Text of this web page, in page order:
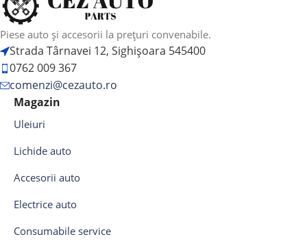
Piese auto și accesorii la prețuri convenabile.
Strada Târnavei 12, Sighișoara 545400
0762 009 367
comenzi@cezauto.ro
Magazin
Uleiuri
Lichide auto
Accesorii auto
Electrice auto
Consumabile service